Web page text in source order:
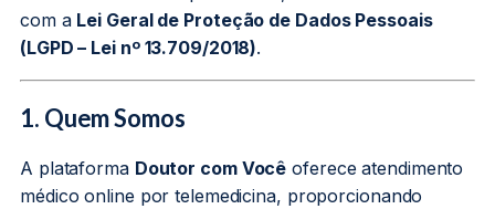
com a Lei Geral de Proteção de Dados Pessoais
(LGPD – Lei nº 13.709/2018).
1. Quem Somos
A plataforma Doutor com Você oferece atendimento
médico online por telemedicina, proporcionando